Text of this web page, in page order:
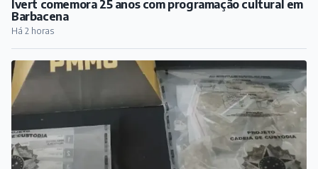
REGIÃO
Festival Gastronômico e Cultural de Antônio Carlos
começa nesta sexta-feira
Há 1 hora